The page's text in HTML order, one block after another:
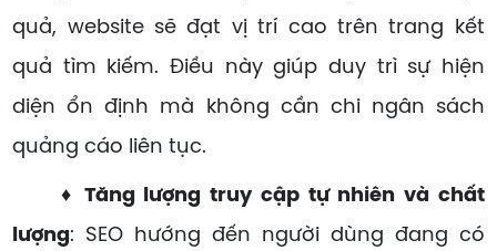
quả, website sẽ đạt vị trí cao trên trang kết
quả tìm kiếm. Điều này giúp duy trì sự hiện
diện ổn định mà không cần chi ngân sách
quảng cáo liên tục.
♦ Tăng lượng truy cập tự nhiên và chất
lượng: SEO hướng đến người dùng đang có